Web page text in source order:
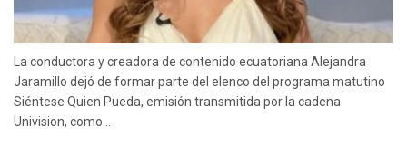
La conductora y creadora de contenido ecuatoriana Alejandra
Jaramillo dejó de formar parte del elenco del programa matutino
Siéntese Quien Pueda, emisión transmitida por la cadena
Univision, como...